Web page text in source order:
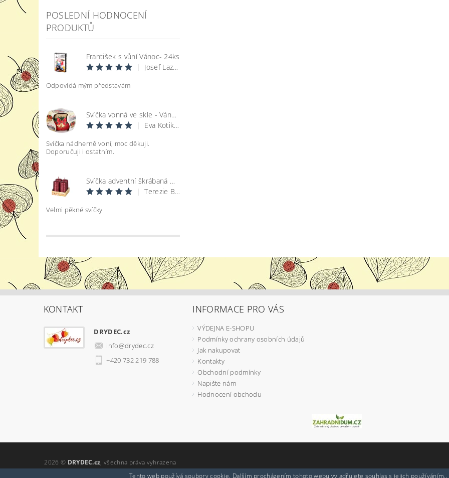
POSLEDNÍ HODNOCENÍ
PRODUKTŮ
František s vůní Vánoc- 24ks
|
Josef Lazecký
Odpovídá mým představám
Svíčka vonná ve skle - Vánoce
|
Eva Kotikova
Svíčka nádherně voní, moc děkuji.
Doporučuji i ostatním.
Svíčka adventní škrábaná metal lesk - bordó d4x8cm 4ks
|
Terezie Bohatová
Velmi pěkné svíčky
KONTAKT
DRYDEC.cz
info@drydec.cz
+420 732 219 788
INFORMACE PRO VÁS
VÝDEJNA E-SHOPU
Podmínky ochrany osobních údajů
Jak nakupovat
Kontakty
Obchodní podmínky
Napište nám
Hodnocení obchodu
2026 © DRYDEC.cz, všechna práva vyhrazena
Tento web používá soubory cookie. Dalším procházením tohoto webu vyjadřujete souhlas s jejich